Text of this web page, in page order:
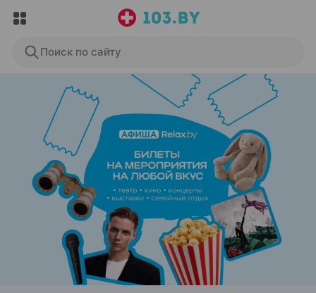
Поиск по сайту
ЭФФЕКТИВНАЯ РЕКЛАМА НА САЙТЕ